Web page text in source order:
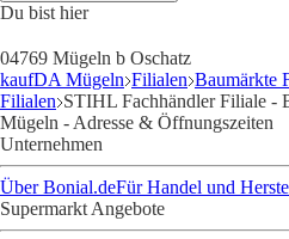
Du bist hier
04769 Mügeln b Oschatz
kaufDA Mügeln Filialen Baumärkte
Filialen STIHL Fachhändler Filiale -
Mügeln - Adresse & Öffnungszeiten
Unternehmen
Über Bonial.deFür Handel und
Supermarkt Angebote